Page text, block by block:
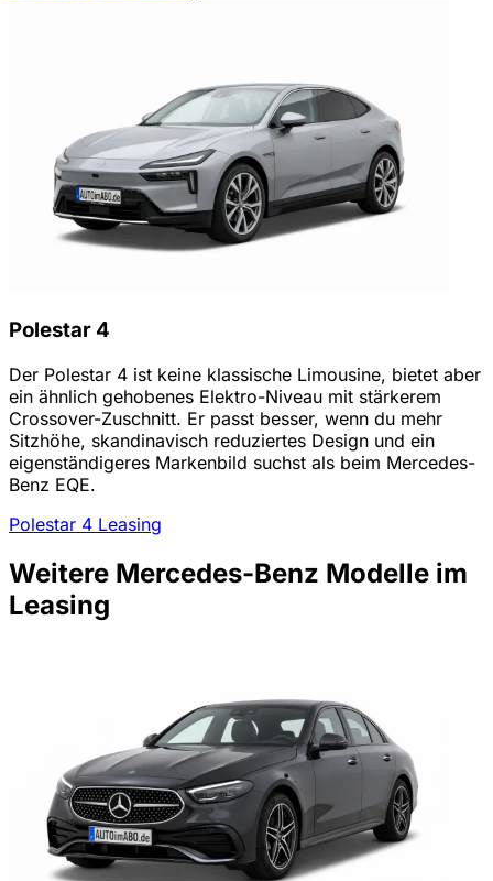
Polestar 4
Der Polestar 4 ist keine klassische Limousine, bietet aber
ein ähnlich gehobenes Elektro-Niveau mit stärkerem
Crossover-Zuschnitt. Er passt besser, wenn du mehr
Sitzhöhe, skandinavisch reduziertes Design und ein
eigenständigeres Markenbild suchst als beim Mercedes-
Benz EQE.
Polestar 4 Leasing
Weitere Mercedes-Benz Modelle im
Leasing